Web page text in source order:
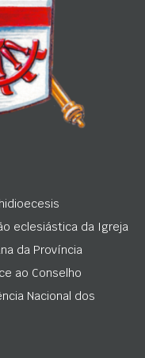
eclesiástica da Igreja
da Província
ao Conselho
Nacional dos